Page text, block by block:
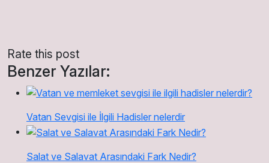
Rate this post
Benzer Yazılar:
Vatan Sevgisi ile İlgili Hadisler nelerdir
Salat ve Salavat Arasındaki Fark Nedir?